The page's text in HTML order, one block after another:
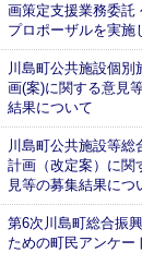
画策定支援業務委託
プロポーザルを実施
川島町公共施設個別
画(案)に関する意見
結果について
川島町公共施設等総
計画（改定案）に関
見等の募集結果につ
第6次川島町総合振
ための町民アンケー